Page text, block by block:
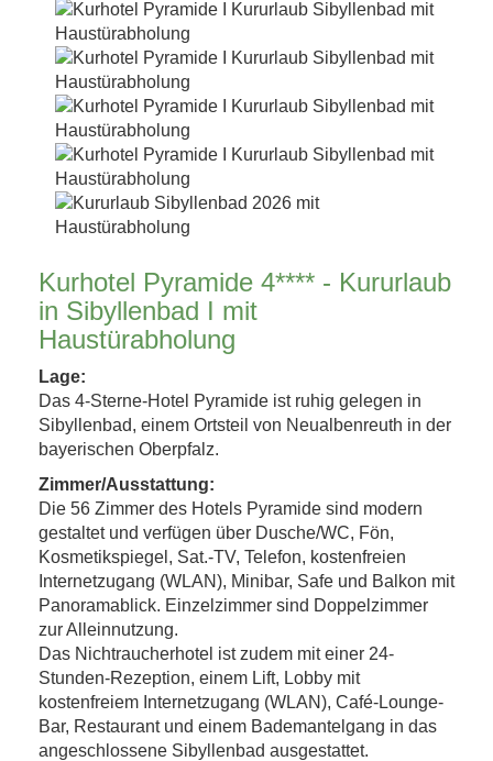
Kurhotel Pyramide 4**** - Kururlaub
in Sibyllenbad I mit
Haustürabholung
Lage:
Das 4-Sterne-Hotel Pyramide ist ruhig gelegen in
Sibyllenbad, einem Ortsteil von Neualbenreuth in der
bayerischen Oberpfalz.
Zimmer/Ausstattung:
Die 56 Zimmer des Hotels Pyramide sind modern
gestaltet und verfügen über Dusche/WC, Fön,
Kosmetikspiegel, Sat.-TV, Telefon, kostenfreien
Internetzugang (WLAN), Minibar, Safe und Balkon mit
Panoramablick. Einzelzimmer sind Doppelzimmer
zur Alleinnutzung.
Das Nichtraucherhotel ist zudem mit einer 24-
Stunden-Rezeption, einem Lift, Lobby mit
kostenfreiem Internetzugang (WLAN), Café-Lounge-
Bar, Restaurant und einem Bademantelgang in das
angeschlossene Sibyllenbad ausgestattet.